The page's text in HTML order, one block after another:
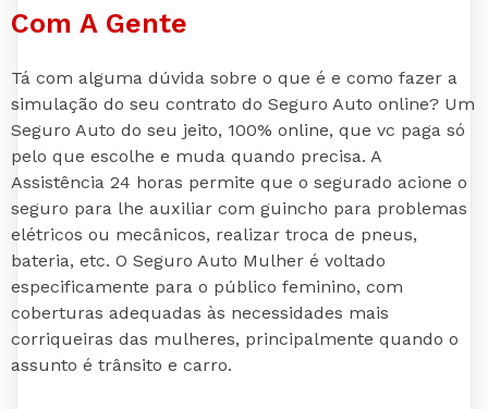
Com A Gente
Tá com alguma dúvida sobre o que é e como fazer a
simulação do seu contrato do Seguro Auto online? Um
Seguro Auto do seu jeito, 100% online, que vc paga só
pelo que escolhe e muda quando precisa. A
Assistência 24 horas permite que o segurado acione o
seguro para lhe auxiliar com guincho para problemas
elétricos ou mecânicos, realizar troca de pneus,
bateria, etc. O Seguro Auto Mulher é voltado
especificamente para o público feminino, com
coberturas adequadas às necessidades mais
corriqueiras das mulheres, principalmente quando o
assunto é trânsito e carro.